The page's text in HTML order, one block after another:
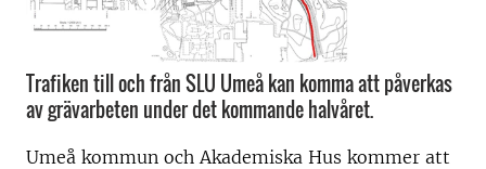
Trafiken till och från SLU Umeå kan komma att påverkas
av grävarbeten under det kommande halvåret.
Umeå kommun och Akademiska Hus kommer att